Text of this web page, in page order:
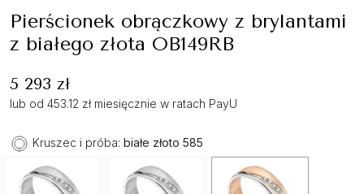
Pierścionek obrączkowy z brylantami
z białego złota OB149RB
5 293 zł
lub od 453.12 zł miesięcznie w ratach PayU
Kruszec i próba: białe złoto 585